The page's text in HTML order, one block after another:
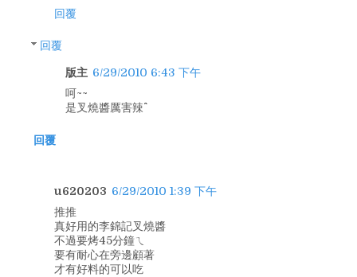
回覆
回覆
版主 6/29/2010 6:43 下午
呵~~
是叉燒醬厲害辣^^
回覆
u620203 6/29/2010 1:39 下午
推推
真好用的李錦記叉燒醬
不過要烤45分鐘ㄟ
要有耐心在旁邊顧著
才有好料的可以吃